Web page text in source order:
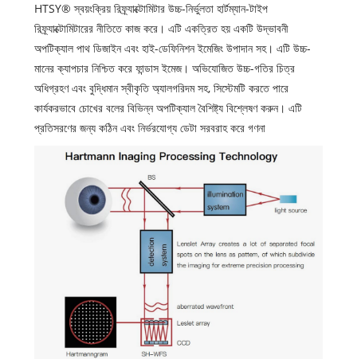
HTSY® স্বয়ংক্রিয় রিফ্র্যাক্টোমিটার উচ্চ-নির্ভুলতা হার্টম্যান-টাইপ
রিফ্র্যাক্টোমিটারের নীতিতে কাজ করে। এটি একত্রিত হয় একটি উদ্ভাবনী
অপটিক্যাল পাথ ডিজাইন এবং হাই-ডেফিনিশন ইমেজিং উপাদান সহ। এটি উচ্চ-
মানের ক্যাপচার নিশ্চিত করে ফান্ডাস ইমেজ। অভিযোজিত উচ্চ-গতির চিত্র
অধিগ্রহণ এবং বুদ্ধিমান স্বীকৃতি অ্যালগরিদম সহ, সিস্টেমটি করতে পারে
কার্যকরভাবে চোখের বলের বিভিন্ন অপটিক্যাল বৈশিষ্ট্য বিশ্লেষণ করুন। এটি
প্রতিসরণের জন্য কঠিন এবং নির্ভরযোগ্য ডেটা সরবরাহ করে গণনা